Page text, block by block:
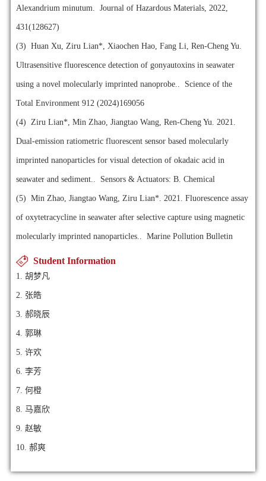
Alexandrium minutum. Journal of Hazardous Materials, 2022,
431(128627)
(3) Huan Xu, Ziru Lian*, Xiaochen Hao, Fang Li, Ren-Cheng Yu.
Ultrasensitive fluorescence detection of gonyautoxins in seawater
using a novel molecularly imprinted nanoprobe.. Science of the
Total Environment 912 (2024)169056
(4) Ziru Lian*, Min Zhao, Jiangtao Wang, Ren-Cheng Yu. 2021.
Dual-emission ratiometric fluorescent sensor based molecularly
imprinted nanoparticles for visual detection of okadaic acid in
seawater and sediment.. Sensors & Actuators: B. Chemical
(5) Min Zhao, Jiangtao Wang, Ziru Lian*. 2021. Fluorescence assay
of oxytetracycline in seawater after selective capture using magnetic
molecularly imprinted nanoparticles.. Marine Pollution Bulletin
Student Information
1. 胡梦凡
2. 张皓
3. 郝晓辰
4. 郭琳
5. 许欢
6. 李芳
7. 何橙
8. 马嘉欣
9. 赵敏
10. 郝爽